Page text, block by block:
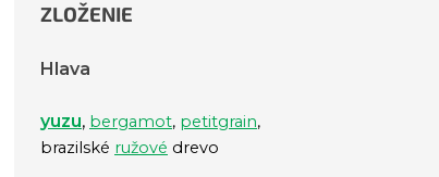
ZLOŽENIE
Hlava
yuzu, bergamot, petitgrain,
brazilské ružové drevo